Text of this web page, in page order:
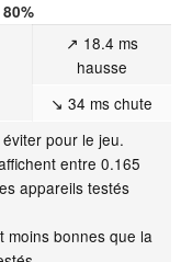
↗ 18.4 ms
hausse
↘ 34 ms chute
pour le jeu.
entre 0.165
appareils testés
moins bonnes que la